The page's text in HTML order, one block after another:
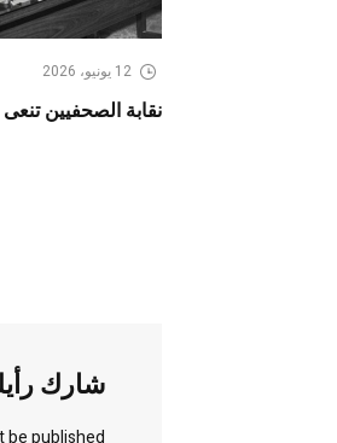
12 يونيو، 2026
نقابة الصحفيين
شارك
published.